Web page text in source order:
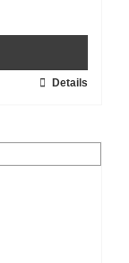
Details